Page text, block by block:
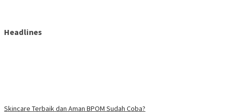
Headlines
Skincare Terbaik dan Aman BPOM Sudah Coba?